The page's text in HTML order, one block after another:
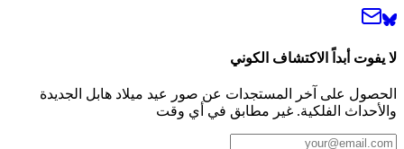
لا يفوت أبداً الاكتشاف الكوني
الحصول على آخر المستجدات عن صور عيد ميلاد هابل الجديدة
والأحداث الفلكية. غير مطابق في أي وقت